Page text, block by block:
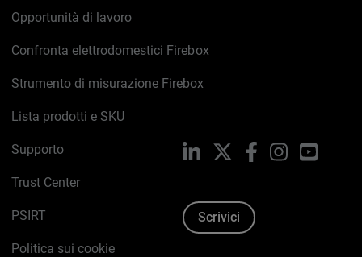
Opportunità di lavoro
Confronta elettrodomestici Firebox
Strumento di misurazione Firebox
Lista prodotti e SKU
Supporto
Trust Center
PSIRT
Politica sui cookie
LinkedIn FacebookInstagram
Scrivici